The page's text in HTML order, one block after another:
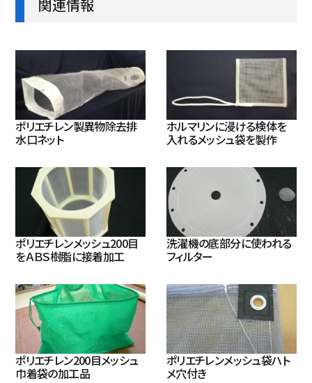
関連情報
ポリエチレン製異物除去排
水口ネット
ホルマリンに浸ける検体を
入れるメッシュ袋を製作
ポリエチレンメッシュ200目
をＡＢＳ樹脂に接着加工
洗濯機の底部分に使われる
フィルター
ポリエチレン200目メッシュ
巾着袋の加工品
ポリエチレンメッシュ袋ハト
メ穴付き